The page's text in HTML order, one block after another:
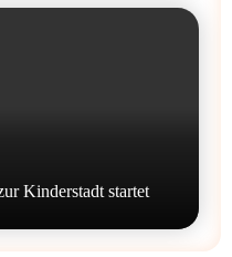
Kinderstadt startet